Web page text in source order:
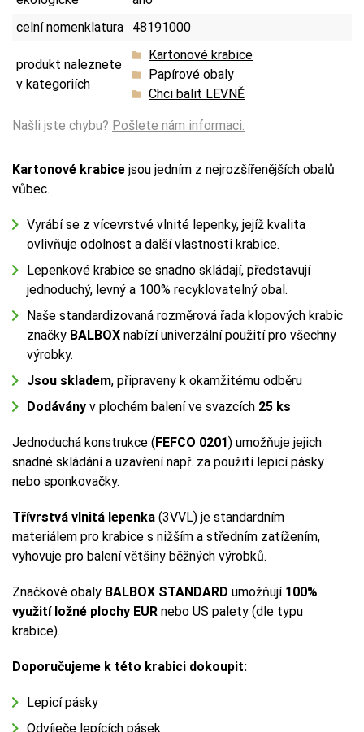
celní nomenklatura
48191000
produkt naleznete
v kategoriích
Kartonové krabice
Papírové obaly
Chci balit LEVNĚ
Našli jste chybu? Pošlete nám informaci.
Kartonové krabice jsou jedním z nejrozšířenějších obalů
vůbec.
Vyrábí se z vícevrstvé vlnité lepenky, jejíž kvalita
ovlivňuje odolnost a další vlastnosti krabice.
Lepenkové krabice se snadno skládají, představují
jednoduchý, levný a 100% recyklovatelný obal.
Naše standardizovaná rozměrová řada klopových krabic
značky BALBOX nabízí univerzální použití pro všechny
výrobky.
Jsou skladem, připraveny k okamžitému odběru
Dodávány v plochém balení ve svazcích 25 ks
Jednoduchá konstrukce (FEFCO 0201) umožňuje jejich
snadné skládání a uzavření např. za použití lepicí pásky
nebo sponkovačky.
Třívrstvá vlnitá lepenka (3VVL) je standardním
materiálem pro krabice s nižším a středním zatížením,
vyhovuje pro balení většiny běžných výrobků.
Značkové obaly BALBOX STANDARD umožňují 100%
využití ložné plochy EUR nebo US palety (dle typu
krabice).
Doporučujeme k této krabici dokoupit:
Lepicí pásky
Odvíječe lepících pásek